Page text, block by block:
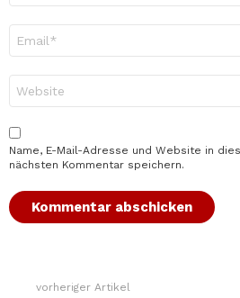
Mail-
Adresse
*
Name, E-Mail-Adresse und Website in
nächsten Kommentar speichern.
Weiterevorheriger Artikel